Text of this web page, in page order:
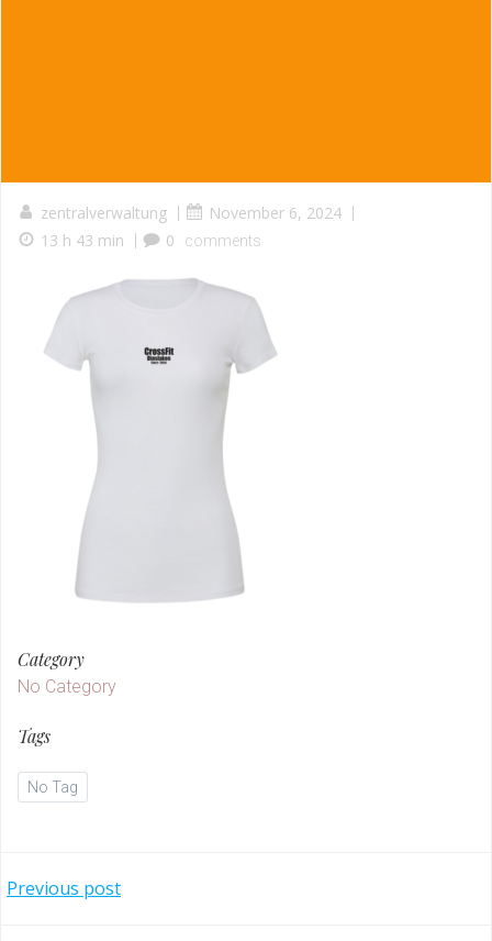
zentralverwaltung | November 6, 2024 |
13 h 43 min | 0 comments
Category
No Category
Tags
No Tag
Post
Previous post